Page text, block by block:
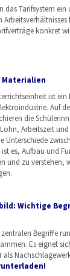
das Tarifsystem
konkret
Materialien
ist
Auf
die
Arbeitszeit
Unterschiede
es, Aufbau und
und zu verstehen,
Wichtige
zentralen Begriffe
Es eignet
als